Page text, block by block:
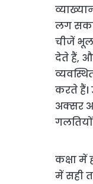
लग
चीजें
देते हैं,
करते हैं।
अक्सर
कक्षा में
में सही